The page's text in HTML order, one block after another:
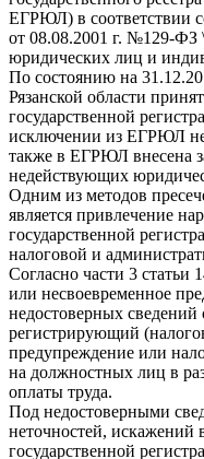
ЕГРЮЛ) в соответствии
от 08.08.2001 г. №129-ФЗ
юридических лиц и
По состоянию на
Рязанской области
государственной
исключении из ЕГРЮЛ
также в ЕГРЮЛ внесена
недействующих
Одним из методов
является привлечение
государственной
налоговой и
Согласно части 3
или несвоевременное
недостоверных
регистрирующий
предупреждение или
на должностных лиц в
оплаты труда.
Под недостоверными
неточностей, искажений
государственной